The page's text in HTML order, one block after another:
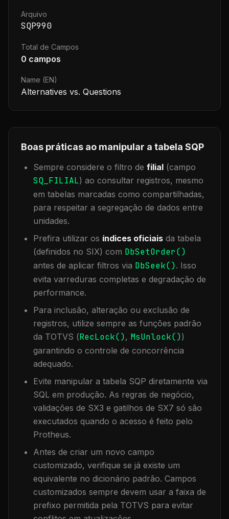
Arquivo
SQP990
Total de Campos
0 campos
Name (EN)
Alternatives vs. Questions
Boas práticas ao manipular a tabela SQP
Sempre considere o filtro de filial (campo
SQ_FILIAL) ao consultar registros, mesmo
em tabelas marcadas como compartilhadas,
para respeitar a segregação de dados entre
unidades.
Prefira utilizar os índices oficiais da tabela
(definidos no SIX) com DbSetOrder()
antes de aplicar filtros via DbSeek(). Isso
evita varreduras completas e degradação de
performance.
Para inclusão, alteração ou exclusão de
registros, utilize sempre as funções padrão
da TOTVS (RecLock(), MsUnlock())
garantindo o controle de concorrência
adequado.
Evite manipular a tabela SQP diretamente via
SQL em produção. As regras de negócio,
validações de SX3 e gatilhos de SX7 só são
executados quando o acesso é feito pelo
Protheus.
Antes de criar um novo campo
customizado, verifique se já existe um
equivalente no dicionário padrão. Campos
customizados sempre devem usar a faixa de
prefixo permitida pela TOTVS para evitar